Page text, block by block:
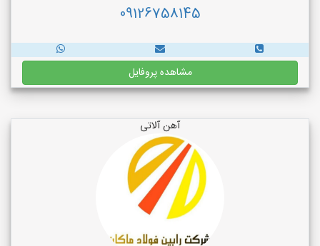
09126758145
مشاهده پروفایل
آهن آلاتی